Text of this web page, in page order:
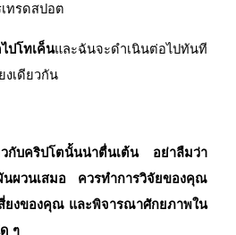
Win
prize pool
500,000 USDT
ทรดสปอต
ปโทเค็นและฉันจะดำเนินต่อไปทันที
งเดียวกัน
กับคริปโตนั้นน่าตื่นเต้น อย่าลืมว่า
ผวนเสมอ ควรทำการวิจัยของคุณ
สี่ยงของคุณ และพิจารณาศักยภาพใน
ๆ